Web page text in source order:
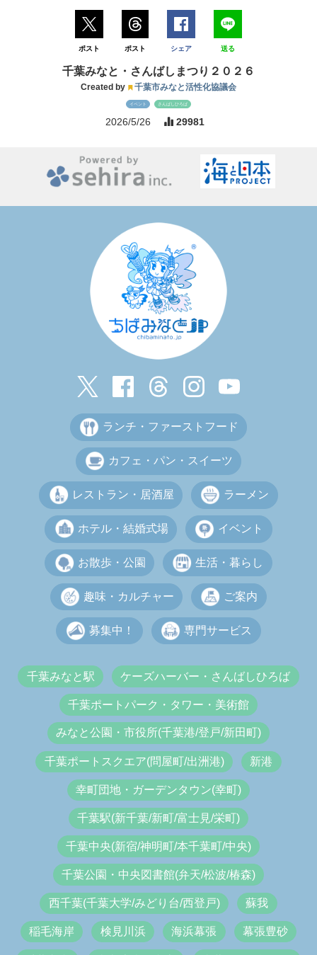
ポスト ポスト シェア 送る
千葉みなと・さんばしまつり２０２６
Created by 千葉市みなと活性化協議会
イベント さんばしひろば
2026/5/26 29981
ランチ・ファーストフード
カフェ・パン・スイーツ
レストラン・居酒屋 ラーメン
ホテル・結婚式場 イベント
お散歩・公園 生活・暮らし
趣味・カルチャー ご案内
募集中！ 専門サービス
千葉みなと駅 ケーズハーバー・さんばしひろば
千葉ポートパーク・タワー・美術館
みなと公園・市役所(千葉港/登戸/新田町)
千葉ポートスクエア(問屋町/出洲港) 新港
幸町団地・ガーデンタウン(幸町)
千葉駅(新千葉/新町/富士見/栄町)
千葉中央(新宿/神明町/本千葉町/中央)
千葉公園・中央図書館(弁天/松波/椿森)
西千葉(千葉大学/みどり台/西登戸) 蘇我
稲毛海岸 検見川浜 海浜幕張 幕張豊砂